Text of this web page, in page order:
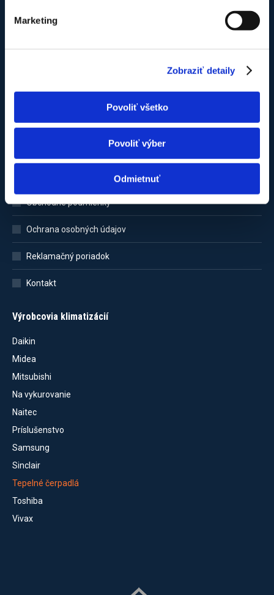
Marketing
Zobraziť detaily
Povoliť všetko
Povoliť výber
Odmietnuť
Náš tím v pracovnom nasadení
Zákaznícka sekcia
Obchodné podmienky
Ochrana osobných údajov
Reklamačný poriadok
Kontakt
Výrobcovia klimatizácií
Daikin
Midea
Mitsubishi
Na vykurovanie
Naitec
Príslušenstvo
Samsung
Sinclair
Tepelné čerpadlá
Toshiba
Vivax